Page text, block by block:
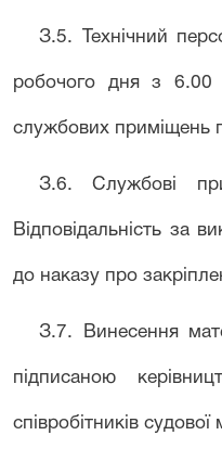
З.5. Технічний
робочого дня з 6.00
службових приміщень
З.6. Службові
Відповідальність за
до наказу про
З. 7 . Винесення
підписаною
співробітників судової